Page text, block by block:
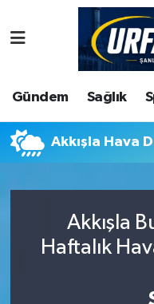
Gündem Sağlık
Akkışla Hava
Akkışla
Haftalık
ASAYİS
ÇEVRE
DUNYA
Ekonomi
Şanlıurfa
Şanlıurfa Hava
Şanlıurfa Namaz
Süper Lig Puan